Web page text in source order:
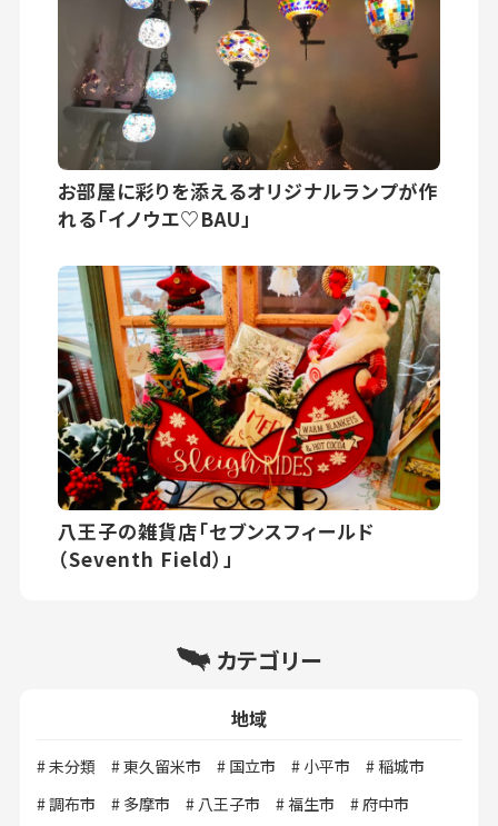
お部屋に彩りを添えるオリジナルランプが作
れる「イノウエ♡BAU」
八王子の雑貨店「セブンスフィールド
（Seventh Field）」
カテゴリー
地域
未分類 東久留米市 国立市 小平市
稲城市
調布市
多摩市 八王子市 福生市
府中市